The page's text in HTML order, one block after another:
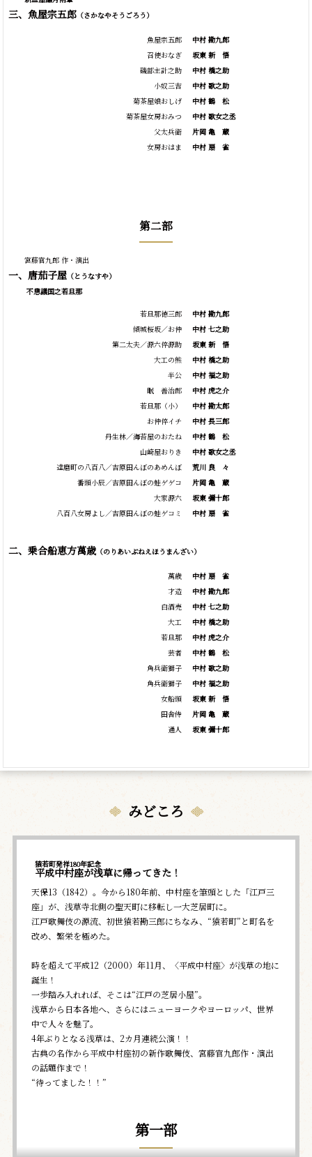
三、魚屋宗五郎（さかなやそうごろう）
魚屋宗五郎
召使おなぎ
磯部主計之助
小奴三吉
菊茶屋娘おしげ
菊茶屋女房おみつ
父太兵衛
女房おはま
中村 勘九郎
坂東 新
悟
中村 橋之助
中村 歌之助
中村 鶴
松
中村 歌女之丞
片岡 亀
蔵
中村 扇 雀
第二部
宮藤官九郎 作・演出
一、唐茄子屋（とうなすや）
不思議国之若旦那
若旦那徳三郎
傾城桜坂／お仲
第二太夫／源六倅源助
大工の熊
半公
眠 善治郎
若旦那（小）
お仲倅イチ
丹生林／海苔屋のおたね
山崎屋おりき
達磨町の八百八／吉原田んぼのあめんぼ
番頭小辰／吉原田んぼの蛙ゲゲコ
大家源六
八百八女房よし／吉原田んぼの蛙ゲコミ
中村 勘九郎
中村 七之助
坂東 新
悟
中村 橋之助
中村 福之助
中村 虎之介
中村 勘太郎
中村 長三郎
中村 鶴
松
中村 歌女之丞
荒川 良
々
片岡 亀
蔵
坂東 彌十郎
中村 扇 雀
二、乗合船恵方萬歳（のりあいぶねえほうまんざい）
萬歳
才造
白酒売
大工
若旦那
芸者
角兵衛獅子
角兵衛獅子
女船頭
田舎侍
通人
中村 扇
雀
中村 勘九郎
中村 七之助
中村 橋之助
中村 虎之介
中村 鶴
松
中村 歌之助
中村 福之助
坂東 新
悟
片岡 亀
蔵
坂東 彌十郎
みどころ
猿若町発祥180年記念
平成中村座が浅草に帰ってきた！
天保13（1842）。今から180年前、中村座を筆頭とした「江戸三
座」が、浅草寺北側の聖天町に移転し一大芝居町に。
江戸歌舞伎の源流、初世猿若勘三郎にちなみ、“猿若町”と町名を
改め、繁栄を極めた。
時を超えて――平成12（2000）年11月、〈平成中村座〉が浅草の地に
誕生！
一歩踏み入れれば、そこは“江戸の芝居小屋”。
浅草から日本各地へ、さらにはニューヨークやヨーロッパ、世界
中で人々を魅了。
4年ぶりとなる浅草は、2カ月連続公演！！
古典の名作から平成中村座初の新作歌舞伎、宮藤官九郎作・演出
の話題作まで！
“待ってました！！”
第一部